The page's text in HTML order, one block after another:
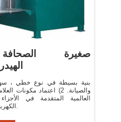
صغيرة
والصيانة. 2) اعتماد مكونات
العالمية المتقدمة في الأجزاء
الكهربائية وأجزاء التشغيل.